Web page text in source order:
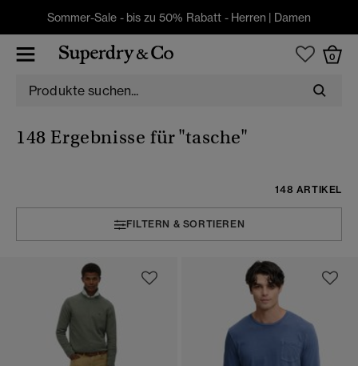
Sommer-Sale - bis zu 50% Rabatt - Herren | Damen
0
148 Ergebnisse für"tasche"
148 ARTIKEL
FILTERN & SORTIEREN